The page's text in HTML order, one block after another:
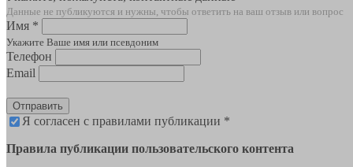
Данные не публикуются и нужны, чтобы ответить на ваш отзыв или вопрос
Имя *
Укажите Ваше имя или псевдоним
Телефон
Email
Отправить
Я согласен с правилами публикации *
Правила публикации пользовательского контента